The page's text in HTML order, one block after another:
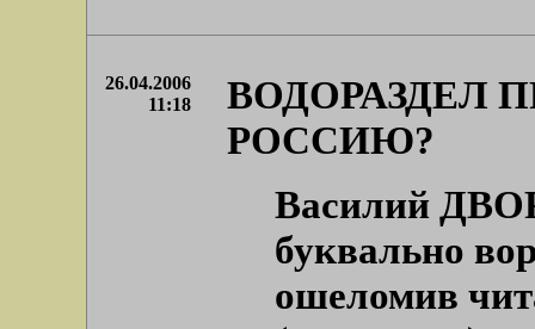
26.04.2006
11:18
ВОДОРАЗДЕЛ
РОССИЮ?
Василий
буквально
ошеломив